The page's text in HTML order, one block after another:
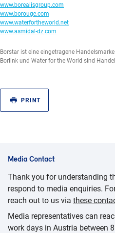
www.borealisgroup.com
www.borouge.com
www.waterfortheworld.net
www.asmidal-dz.com
Borstar ist eine eingetragene
Borlink und Water for the World sind
PRINT
Media Contact
Thank you for understanding
respond to media enquiries.
reach out to us via these
Media representatives can
work days in Austria between